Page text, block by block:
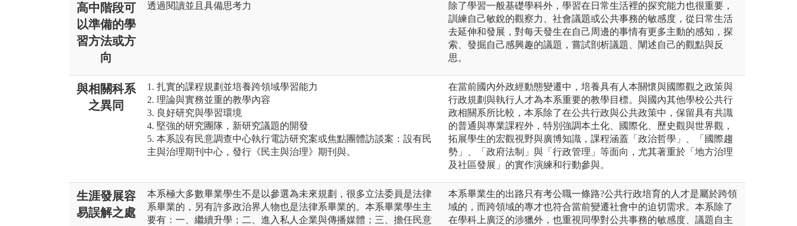
高中階段可
以準備的學
習方法或方
向
透過閱讀並且具備思考力
除了學習一般基礎學科外，學習在日常生活裡的探究能力也很重要，
訓練自己敏銳的觀察力、社會議題或公共事務的敏感度，從日常生活
去延伸和發展，對每天發生在自己周邊的事情有更多主動的感知，探
索、發掘自己感興趣的議題，嘗試剖析議題、闡述自己的觀點與反
思。
與相關科系
之異同
1. 扎實的課程規劃並培養跨領域學習能力
2. 理論與實務並重的教學內容
3. 良好研究與學習環境
4. 堅強的研究團隊，新研究議題的開發
5. 本系設有民意調查中心執行電訪研究案或焦點團體訪談案：設有民
主與治理期刊中心，發行《民主與治理》期刊與。
在當前國內外政經動態變遷中，培養具有人本關懷與國際觀之政策與
行政規劃與執行人才為本系重要的教學目標。與國內其他學校公共行
政相關系所比較，本系除了在公共行政與公共政策中，保留具有共識
的普通與專業課程外，特別強調本土化、國際化、歷史觀與世界觀，
拓展學生的宏觀視野與廣博知識，課程涵蓋「政治哲學」、「國際趨
勢」、「政府法制」與「行政管理」等面向，尤其著重於「地方治理
及社區發展」的實作演練和行動參與。
生涯發展容
易誤解之處
本系極大多數畢業學生不是以參選為未來規劃，很多立法委員是法律
系畢業的，另有許多政治界人物也是法律系畢業的。本系畢業學生主
要有：一、繼續升學；二、進入私人企業與傳播媒體；三、擔任民意
本系畢業生的出路只有考公職一條路?公共行政培育的人才是屬於跨領
域的，而跨領域的專才也符合當前變遷社會中的迫切需求。本系除了
在學科上廣泛的涉獵外，也重視同學對公共事務的敏感度、議題自主